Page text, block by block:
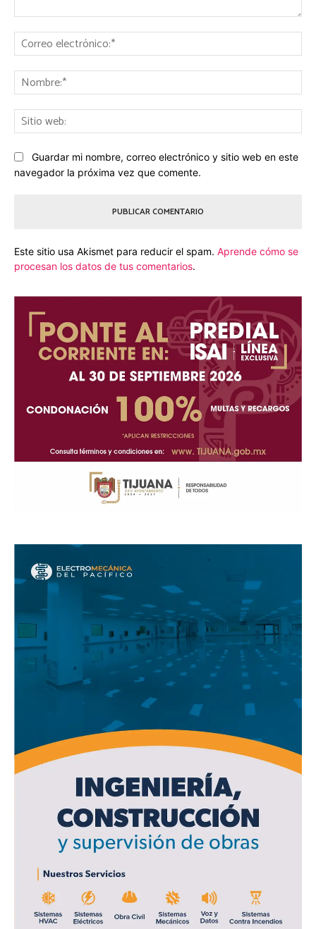
Guardar mi nombre, correo electrónico y sitio web en este
navegador la próxima vez que comente.
Este sitio usa Akismet para reducir el spam. Aprende cómo se
procesan los datos de tus comentarios.